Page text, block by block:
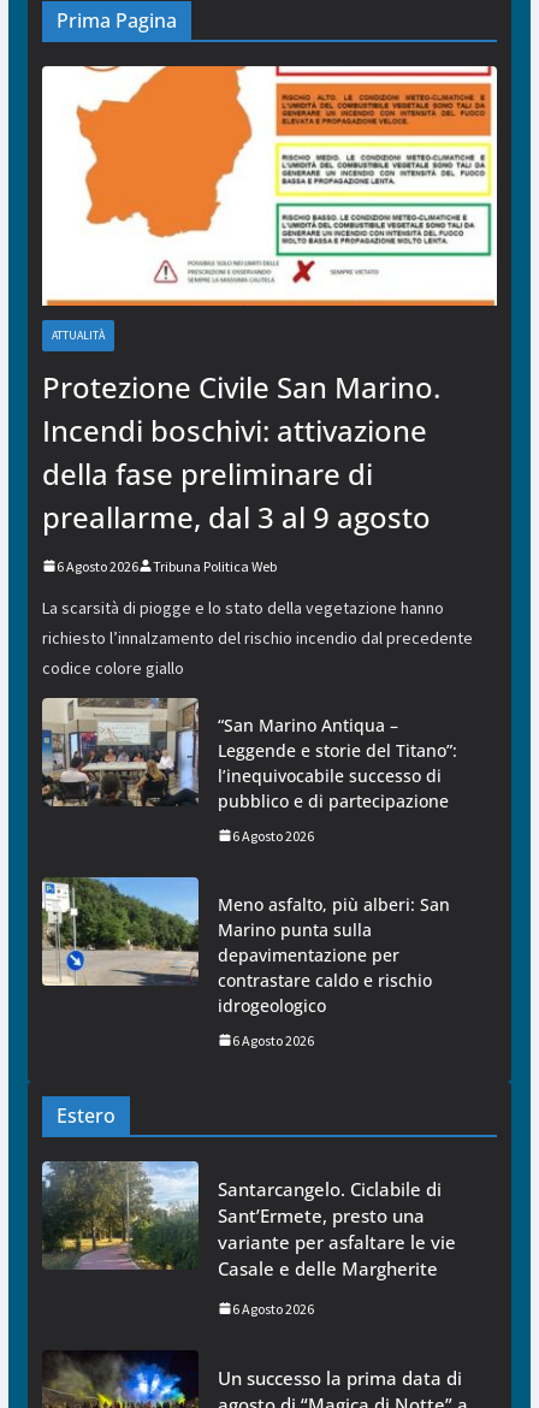
Prima Pagina
ATTUALITÀ
Protezione Civile San Marino.
Incendi boschivi: attivazione
della fase preliminare di
preallarme, dal 3 al 9 agosto
6 Agosto 2026 Tribuna Politica Web
La scarsità di piogge e lo stato della vegetazione hanno
richiesto l’innalzamento del rischio incendio dal precedente
codice colore giallo
“San Marino Antiqua –
Leggende e storie del Titano”:
l’inequivocabile successo di
pubblico e di partecipazione
6 Agosto 2026
Meno asfalto, più alberi: San
Marino punta sulla
depavimentazione per
contrastare caldo e rischio
idrogeologico
6 Agosto 2026
Estero
Santarcangelo. Ciclabile di
Sant’Ermete, presto una
variante per asfaltare le vie
Casale e delle Margherite
6 Agosto 2026
Un successo la prima data di